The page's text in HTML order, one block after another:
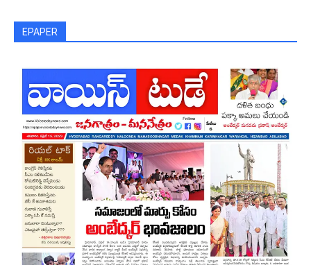
EPAPER